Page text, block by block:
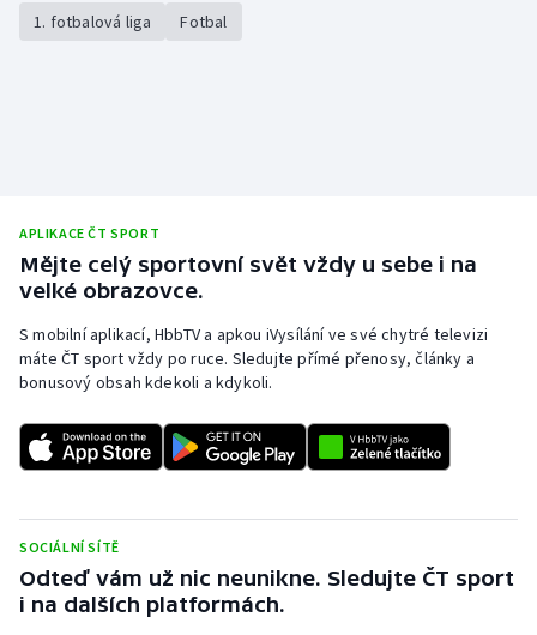
1. fotbalová liga Fotbal
APLIKACE ČT SPORT
Mějte celý sportovní svět vždy u sebe i na
velké obrazovce.
S mobilní aplikací, HbbTV a apkou iVysílání ve své chytré televizi
máte ČT sport vždy po ruce. Sledujte přímé přenosy, články a
bonusový obsah kdekoli a kdykoli.
SOCIÁLNÍ SÍTĚ
Odteď vám už nic neunikne. Sledujte ČT sport
i na dalších platformách.